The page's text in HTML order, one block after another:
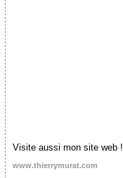
Visite aussi mon site web !
www.thierrymurat.com